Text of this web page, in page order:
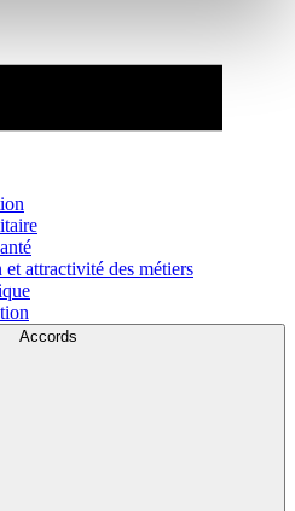
et attractivité des métiers
Accords